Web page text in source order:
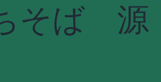
そば 源